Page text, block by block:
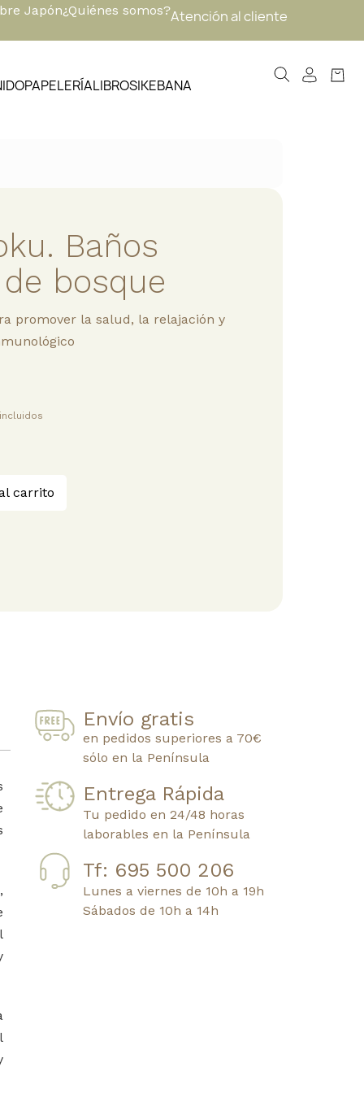
Japón¿Quiénes somos?Atención al cliente
PAPELERÍALIBROSIKEBANA
Baños
bosque
promover la salud, la relajación y
carrito
Envío gratis
en pedidos superiores a 70€
sólo en la Península
Entrega Rápida
Tu pedido en 24/48 horas
laborables en la Península
Tf: 695 500 206
Lunes a viernes de 10h a 19h
Sábados de 10h a 14h